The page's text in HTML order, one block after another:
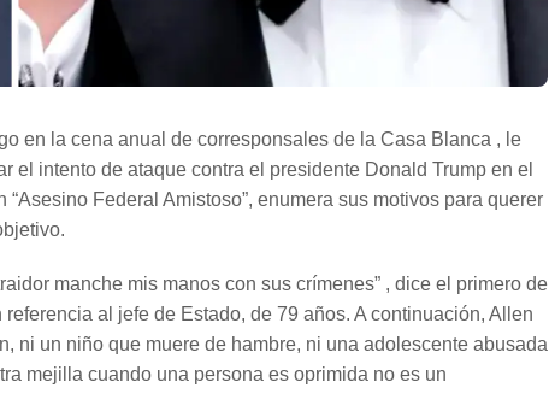
en la cena anual de corresponsales de la Casa Blanca , le
intento de ataque contra el presidente Donald Trump en el
Federal Amistoso”, enumera sus motivos para querer
manche mis manos con sus crímenes” , dice el primero de
al jefe de Estado, de 79 años. A continuación, Allen
ni un niño que muere de hambre, ni una adolescente abusada
mejilla cuando una persona es oprimida no es un